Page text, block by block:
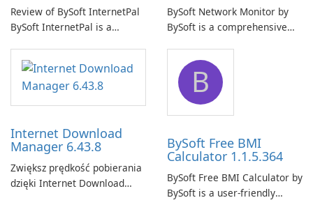
Review of BySoft InternetPal
BySoft InternetPal is a
application designed to
monitor your internet
connection and provide real-
time insights into its
BySoft Network Monitor by
BySoft is a comprehensive
designed to help businesses
effectively manage their
network infrastructure.
Internet Download
Manager 6.43.8
Zwiększ prędkość pobierania
dzięki Internet Download
B
BySoft Free BMI
Calculator 1.1.5.364
BySoft Free BMI Calculator by
BySoft is a user-friendly